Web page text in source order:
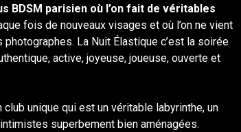
BDSM parisien où l’on fait de véritables
fois de nouveaux visages et où l’on ne vient
La Nuit Élastique c’est la soirée
active, joyeuse, joueuse, ouverte et
unique qui est un véritable labyrinthe, un
superbement bien aménagées.